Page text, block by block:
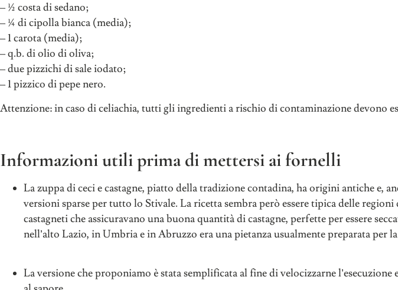
– ½ costa di sedano;
– ¼ di cipolla bianca (media);
– 1 carota (media);
– q.b. di olio di oliva;
– due pizzichi di sale iodato;
– 1 pizzico di pepe nero.
Attenzione: in caso di celiachia, tutti gli ingredienti a rischio di contaminazione devono
Informazioni utili prima di mettersi ai fornelli
La zuppa di ceci e castagne, piatto della tradizione contadina, ha origini antiche e,
versioni sparse per tutto lo Stivale. La ricetta sembra però essere tipica delle
castagneti che assicuravano una buona quantità di castagne, perfette per essere
nell’alto Lazio, in Umbria e in Abruzzo era una pietanza usualmente preparata per
La versione che proponiamo è stata semplificata al fine di velocizzarne